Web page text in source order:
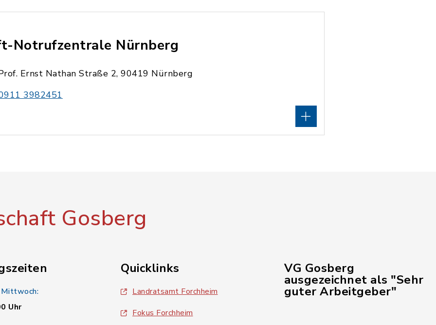
Notrufzentrale Nürnberg
Ernst Nathan Straße 2, 90419 Nürnberg
3982451
Gosberg
Uhr
Quicklinks
Landratsamt Forchheim
Fokus Forchheim
VG Gosberg
ausgezeichnet als "Sehr
guter Arbeitgeber"